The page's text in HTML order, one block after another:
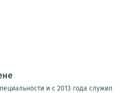
и с 2013 года служил